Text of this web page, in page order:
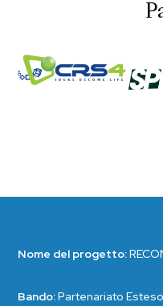
Nome del progetto:
Bando:Partenariato Esteso